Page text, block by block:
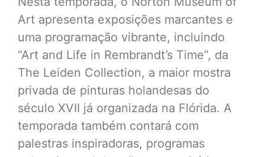
Art apresenta exposições marcantes e
uma programação vibrante, incluindo
“Art and Life in Rembrandt’s Time”, da
The Leiden Collection, a maior mostra
privada de pinturas holandesas do
século XVII já organizada na Flórida. A
temporada também contará com
palestras inspiradoras, programas